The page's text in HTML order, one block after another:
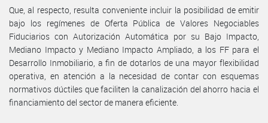
Que, al respecto, resulta conveniente incluir la posibilidad de emitir
bajo los regímenes de Oferta Pública de Valores Negociables
Fiduciarios con Autorización Automática por su Bajo Impacto,
Mediano Impacto y Mediano Impacto Ampliado, a los FF para el
Desarrollo Inmobiliario, a fin de dotarlos de una mayor flexibilidad
operativa, en atención a la necesidad de contar con esquemas
normativos dúctiles que faciliten la canalización del ahorro hacia el
financiamiento del sector de manera eficiente.